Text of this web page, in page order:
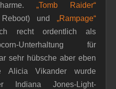
„Tomb Raider“
und „Rampage“
recht ordentlich als
Unterhaltung für
sehr hübsche aber eben
Alicia Vikander wurde
Indiana Jones-Light-